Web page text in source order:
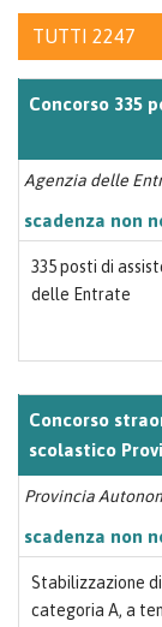
TUTTI 2247
Concorso 335
Agenzia delle
scadenza non
335 posti di
delle Entrate
Concorso
scolastico
Provincia
scadenza non
Stabilizzazione
categoria A, a